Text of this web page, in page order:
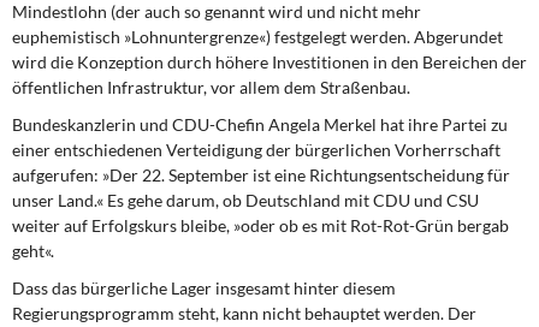
Mindestlohn (der auch so genannt wird und nicht mehr
euphemistisch »Lohnuntergrenze«) festgelegt werden. Abgerundet
wird die Konzeption durch höhere Investitionen in den Bereichen der
öffentlichen Infrastruktur, vor allem dem Straßenbau.
Bundeskanzlerin und CDU-Chefin Angela Merkel hat ihre Partei zu
einer entschiedenen Verteidigung der bürgerlichen Vorherrschaft
aufgerufen: »Der 22. September ist eine Richtungsentscheidung für
unser Land.« Es gehe darum, ob Deutschland mit CDU und CSU
weiter auf Erfolgskurs bleibe, »oder ob es mit Rot-Rot-Grün bergab
geht«.
Dass das bürgerliche Lager insgesamt hinter diesem
Regierungsprogramm steht, kann nicht behauptet werden. Der